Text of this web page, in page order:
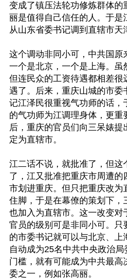
变成了镇压法轮功修炼群体的
丽是值得自己信任的人。于是
从山东省委书记调到直辖市天
这个调动非同小可，中共国原
一个是北京，一个是上海。虽
但连民众的工资待遇都相差很
遇了。后来，重庆山城的市委
记江泽民很重视气功师的话，
的气功师为江调理身体，更重
后，重庆的官员们向三呆婊提
定为直辖市。
江二话不说，就批准了，但这
了，江又批准把重庆市周遭的
市划进重庆。但只把重庆改为
住脚，于是在幕僚的策划下，
也加入为直辖市。这一改变对
官员的级别可是非同小可。只
的市委书记就可以与北京、上
自动成为25名中共中央政治
门槛，就有可能成为中共最高
委之一，例如张高丽。